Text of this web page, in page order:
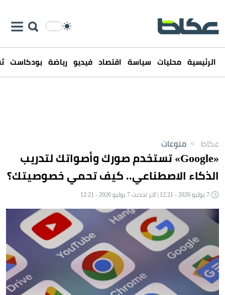
الرئيسية محليات سياسة اقتصاد فيديو رياضة بودكاست
عكاظ > منوعات
«Google» تستخدم صورك وأصواتك لتدريب
الذكاء الاصطناعي.. كيف تحمي خصوصيتك؟